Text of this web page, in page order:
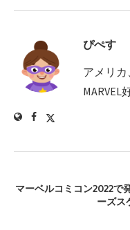
ぴぺす
アメリカ
MARVEL
マーベルコミコン2022で
ーズス